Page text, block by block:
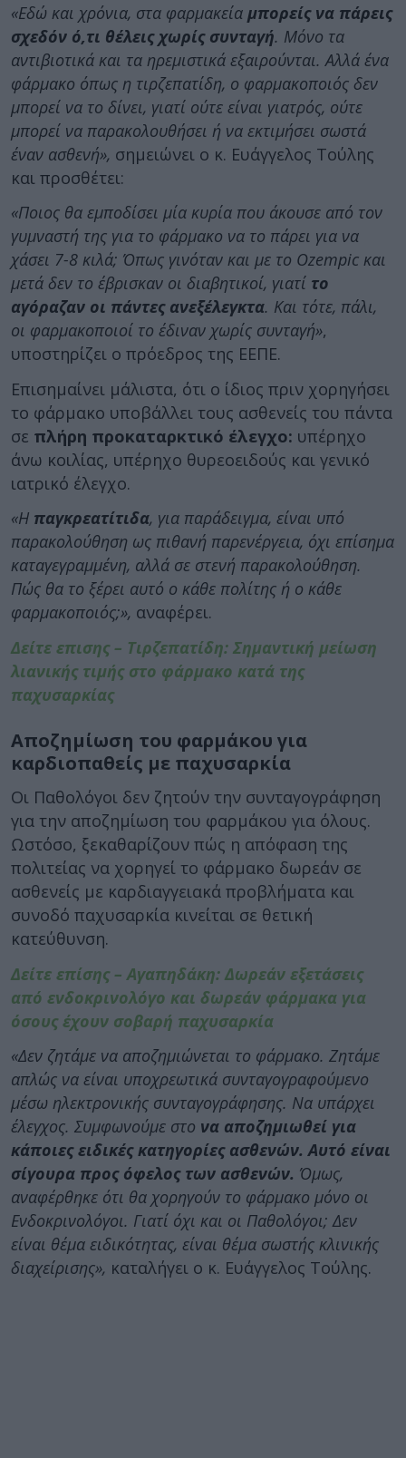
«Εδώ και χρόνια, στα φαρμακεία μπορείς να πάρεις
σχεδόν ό,τι θέλεις χωρίς συνταγή. Μόνο τα
αντιβιοτικά και τα ηρεμιστικά εξαιρούνται. Αλλά ένα
φάρμακο όπως η τιρζεπατίδη, ο φαρμακοποιός δεν
μπορεί να το δίνει, γιατί ούτε είναι γιατρός, ούτε
μπορεί να παρακολουθήσει ή να εκτιμήσει σωστά
έναν ασθενή», σημειώνει ο κ. Ευάγγελος Τούλης
και προσθέτει:
«Ποιος θα εμποδίσει μία κυρία που άκουσε από τον
γυμναστή της για το φάρμακο να το πάρει για να
χάσει 7-8 κιλά; Όπως γινόταν και με το Ozempic και
μετά δεν το έβρισκαν οι διαβητικοί, γιατί το
αγόραζαν οι πάντες ανεξέλεγκτα. Και τότε, πάλι,
οι φαρμακοποιοί το έδιναν χωρίς συνταγή»,
υποστηρίζει ο πρόεδρος της ΕΕΠΕ.
Επισημαίνει μάλιστα, ότι ο ίδιος πριν χορηγήσει
το φάρμακο υποβάλλει τους ασθενείς του πάντα
σε πλήρη προκαταρκτικό έλεγχο: υπέρηχο
άνω κοιλίας, υπέρηχο θυρεοειδούς και γενικό
ιατρικό έλεγχο.
«Η παγκρεατίτιδα, για παράδειγμα, είναι υπό
παρακολούθηση ως πιθανή παρενέργεια, όχι επίσημα
καταγεγραμμένη, αλλά σε στενή παρακολούθηση.
Πώς θα το ξέρει αυτό ο κάθε πολίτης ή ο κάθε
φαρμακοποιός;», αναφέρει.
Δείτε επισης – Τιρζεπατίδη: Σημαντική μείωση
λιανικής τιμής στο φάρμακο κατά της
παχυσαρκίας
Αποζημίωση του φαρμάκου για
καρδιοπαθείς με παχυσαρκία
Οι Παθολόγοι δεν ζητούν την συνταγογράφηση
για την αποζημίωση του φαρμάκου για όλους.
Ωστόσο, ξεκαθαρίζουν πώς η απόφαση της
πολιτείας να χορηγεί το φάρμακο δωρεάν σε
ασθενείς με καρδιαγγειακά προβλήματα και
συνοδό παχυσαρκία κινείται σε θετική
κατεύθυνση.
Δείτε επίσης – Αγαπηδάκη: Δωρεάν εξετάσεις
από ενδοκρινολόγο και δωρεάν φάρμακα για
όσους έχουν σοβαρή παχυσαρκία
«Δεν ζητάμε να αποζημιώνεται το φάρμακο. Ζητάμε
απλώς να είναι υποχρεωτικά συνταγογραφούμενο
μέσω ηλεκτρονικής συνταγογράφησης. Να υπάρχει
έλεγχος. Συμφωνούμε στο να αποζημιωθεί για
κάποιες ειδικές κατηγορίες ασθενών. Αυτό είναι
σίγουρα προς όφελος των ασθενών. Όμως,
αναφέρθηκε ότι θα χορηγούν το φάρμακο μόνο οι
Ενδοκρινολόγοι. Γιατί όχι και οι Παθολόγοι; Δεν
είναι θέμα ειδικότητας, είναι θέμα σωστής κλινικής
διαχείρισης», καταλήγει ο κ. Ευάγγελος Τούλης.